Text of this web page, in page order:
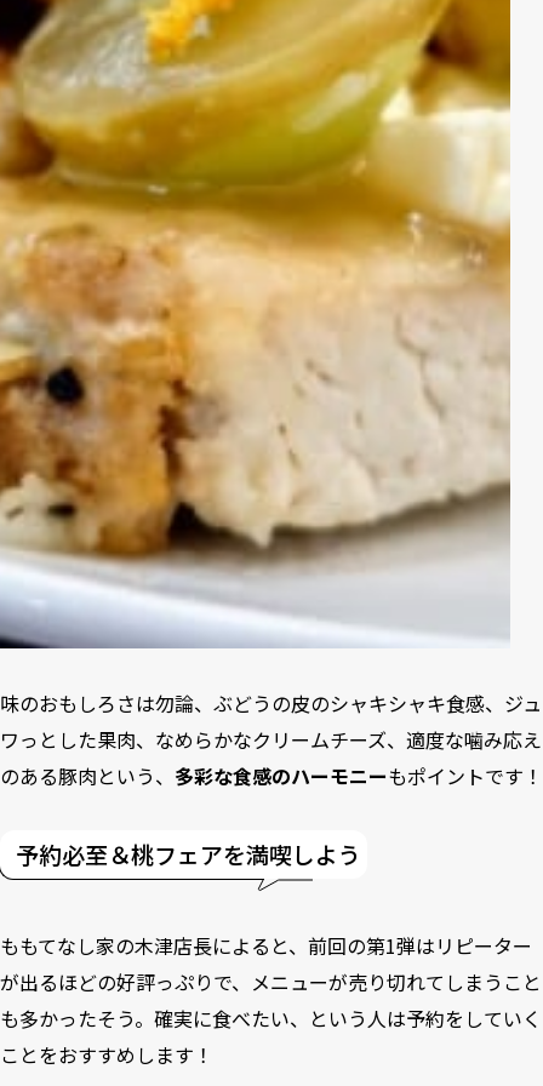
味のおもしろさは勿論、ぶどうの皮のシャキシャキ食感、ジュ
ワっとした果肉、なめらかなクリームチーズ、適度な噛み応え
のある豚肉という、 多彩な食感のハーモニーもポイントです！
予約必至＆桃フェアを満喫しよう
ももてなし家の木津店長によると、前回の第1弾はリピーター
が出るほどの好評っぷりで、メニューが売り切れてしまうこと
も多かったそう。確実に食べたい、という人は予約をしていく
ことをおすすめします！